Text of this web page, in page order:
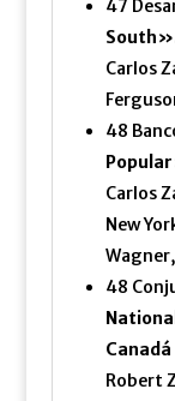
47
Carlos
48
Carlos
New
48
Canadá
Robert